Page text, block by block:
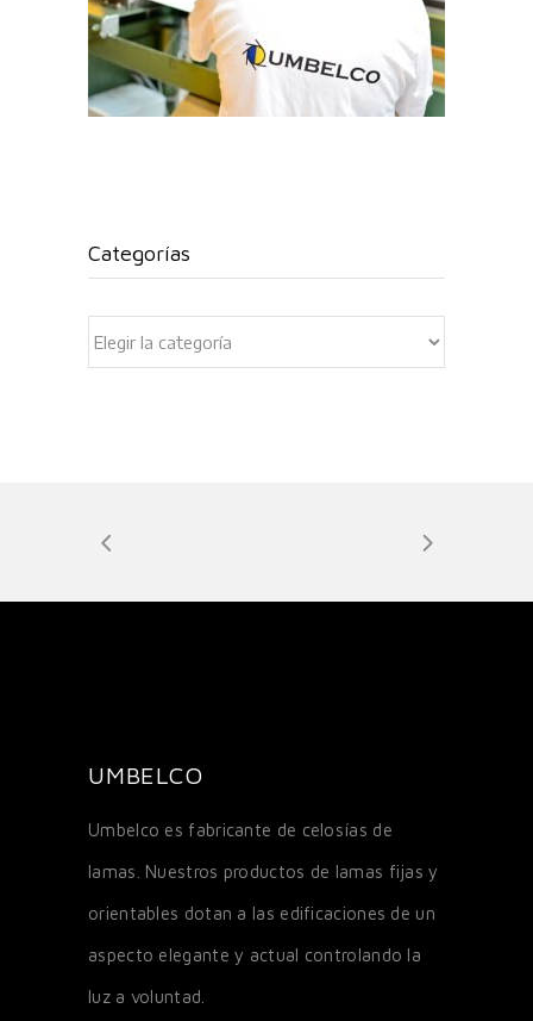
Categorías
UMBELCO
Umbelco es fabricante de celosías de
lamas. Nuestros productos de lamas fijas y
orientables dotan a las edificaciones de un
aspecto elegante y actual controlando la
luz a voluntad.